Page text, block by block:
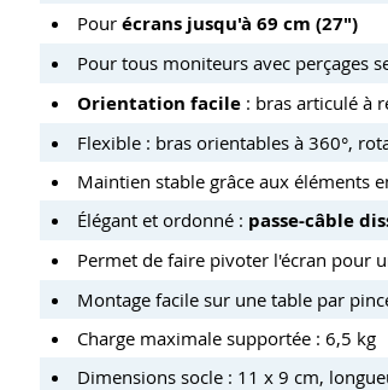
Pour écrans jusqu'à 69 cm (27")
Pour tous moniteurs avec perçages
Orientation facile : bras articulé à
Flexible : bras orientables à 360°,
Maintien stable grâce aux éléments
Élégant et ordonné : passe-câble
Permet de faire pivoter l'écran pour
Montage facile sur une table par
Charge maximale supportée : 6,5 kg
Dimensions socle : 11 x 9 cm,